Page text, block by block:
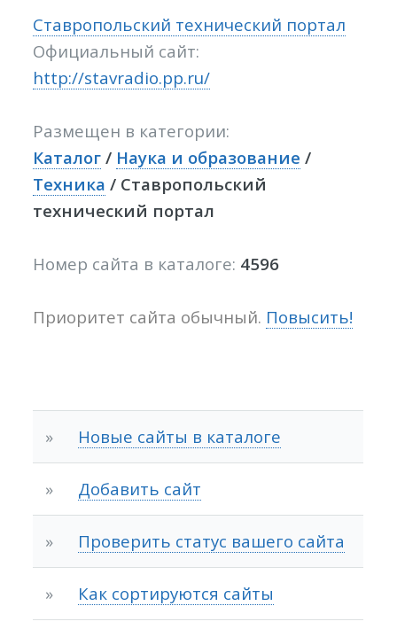
Ставропольский технический портал
Официальный сайт:
http://stavradio.pp.ru/
Размещен в категории:
Каталог / Наука и образование /
Техника / Ставропольский
технический портал
Номер сайта в каталоге: 4596
Приоритет сайта обычный. Повысить!
» Новые сайты в каталоге
» Добавить сайт
» Проверить статус вашего сайта
» Как сортируются сайты